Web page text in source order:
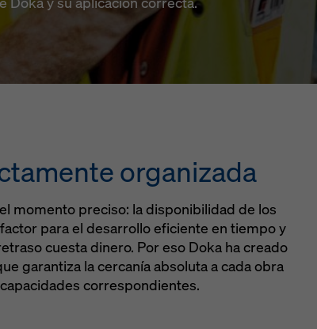
organizada
momento preciso: la disponibilidad de los
para el desarrollo eficiente en tiempo y
cuesta dinero. Por eso Doka ha creado
garantiza la cercanía absoluta a cada obra
correspondientes.